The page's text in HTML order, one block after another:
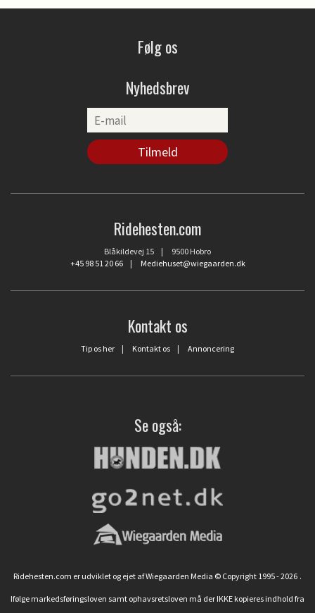
Følg os
Nyhedsbrev
Ridehesten.com
Blåkildevej 15 | 9500 Hobro
+45 98 51 20 66| Mediehuset@wiegaarden.dk
Kontakt os
Tip os her | Kontakt os | Annoncering
Se også:
Ridehesten.com er udviklet og ejet af Wiegaarden Media © Copyright 1995 - 2026 .
Ifølge markedsføringsloven samt ophavsretsloven må der IKKE kopieres indhold fra